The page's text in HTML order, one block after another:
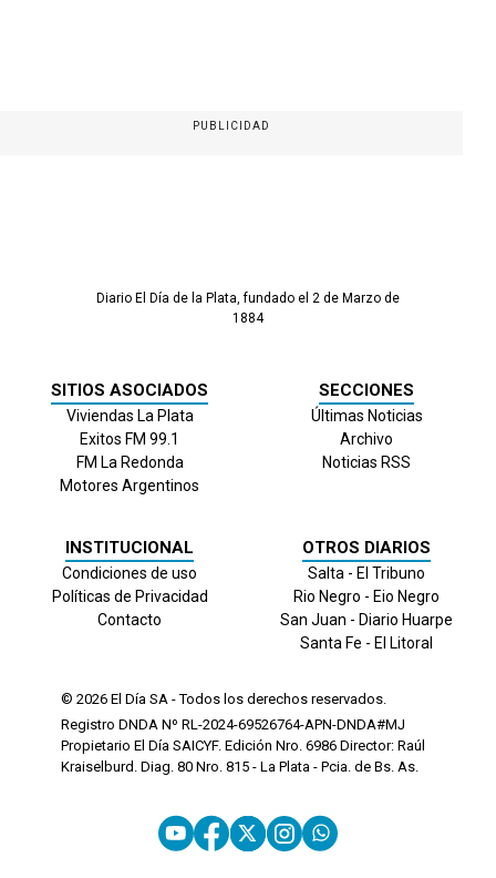
PUBLICIDAD
Diario El Día de la Plata, fundado el 2 de Marzo de
1884
SITIOS ASOCIADOS
Viviendas La Plata
Exitos FM 99.1
FM La Redonda
Motores Argentinos
SECCIONES
Últimas Noticias
Archivo
Noticias RSS
INSTITUCIONAL
Condiciones de uso
Políticas de Privacidad
Contacto
OTROS DIARIOS
Salta - El Tribuno
Rio Negro - Eio Negro
San Juan - Diario Huarpe
Santa Fe - El Litoral
© 2026 El Día SA - Todos los derechos reservados.
Registro DNDA Nº RL-2024-69526764-APN-DNDA#MJ
Propietario El Día SAICYF. Edición Nro. 6986 Director: Raúl
Kraiselburd. Diag. 80 Nro. 815 - La Plata - Pcia. de Bs. As.